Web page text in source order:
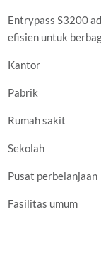
Entrypass S3200
efisien untuk
Kantor
Pabrik
Rumah sakit
Sekolah
Pusat perbelanjaan
Fasilitas umum